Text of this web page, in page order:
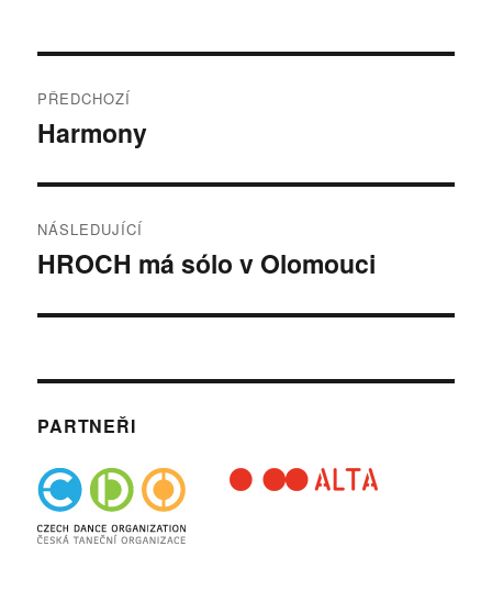
pro
PŘEDCHOZÍ
Předchozí
Harmony
NÁSLEDUJÍCÍ
Následující
HROCH má sólo v Olomouci
PARTNEŘI